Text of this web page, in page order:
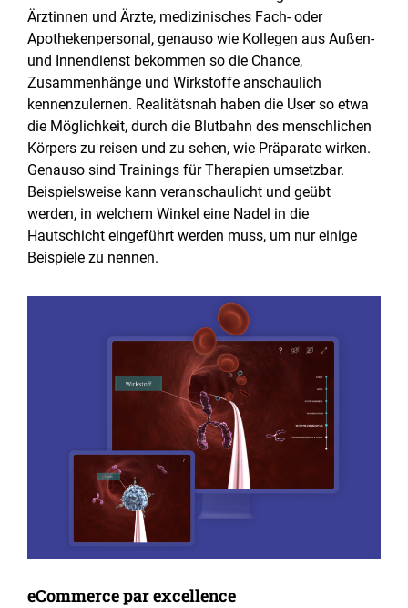
Ärztinnen und Ärzte, medizinisches Fach- oder
Apothekenpersonal, genauso wie Kollegen aus Außen-
und Innendienst bekommen so die Chance,
Zusammenhänge und Wirkstoffe anschaulich
kennenzulernen. Realitätsnah haben die User so etwa
die Möglichkeit, durch die Blutbahn des menschlichen
Körpers zu reisen und zu sehen, wie Präparate wirken.
Genauso sind Trainings für Therapien umsetzbar.
Beispielsweise kann veranschaulicht und geübt
werden, in welchem Winkel eine Nadel in die
Hautschicht eingeführt werden muss, um nur einige
Beispiele zu nennen.
eCommerce par excellence